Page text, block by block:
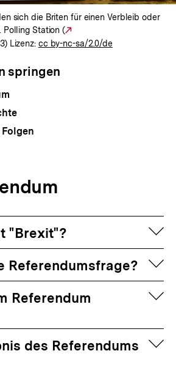
sich die Briten für einen Verbleib oder
Polling Station (
Link:
Lizenz: cc by-nc-sa/2.0/de
springen
"Brexit"?
Referendumsfrage?
Referendum
des Referendums